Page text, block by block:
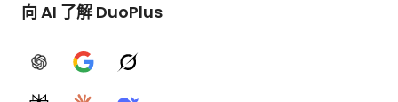
向 AI 了解 DuoPlus
ChatGPTGoogle AIGrok